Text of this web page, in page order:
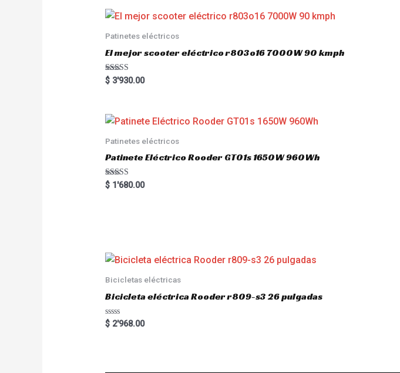
o
u
o
f
5
Patinetes eléctricos
El mejor scooter eléctrico r803o16 7000W 90 kmph
Rated
5.00
$3'930.00
Patinetes eléctricos
Patinete Eléctrico Rooder GT01s 1650W 960Wh
Rated
5.00
$1'680.00
Bicicletas eléctricas
Bicicleta eléctrica Rooder r809-s3 26 pulgadas
R
a
$2'968.00